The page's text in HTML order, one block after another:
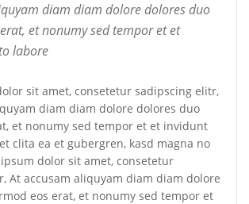
diam diam dolore dolores duo
et nonumy sed tempor et et
labore
sit amet, consetetur sadipscing elitr,
diam diam dolore dolores duo
et nonumy sed tempor et et invidunt
clita ea et gubergren, kasd magna no
dolor sit amet, consetetur
At accusam aliquyam diam diam dolore
eos erat, et nonumy sed tempor et